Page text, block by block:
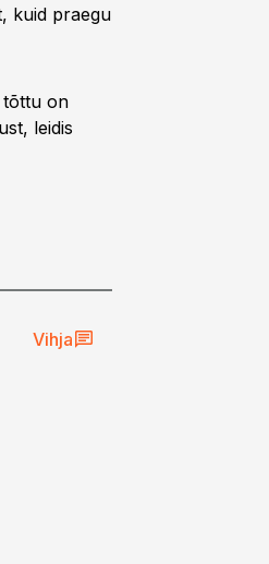
kuid praegu
tõttu on
leidis
Vihja